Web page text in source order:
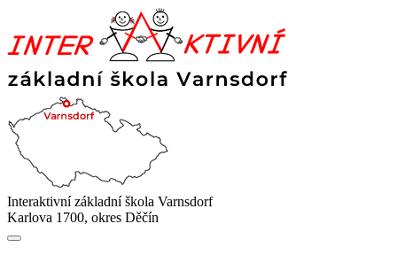
Interaktivní základní škola Varnsdorf
Karlova 1700, okres Děčín